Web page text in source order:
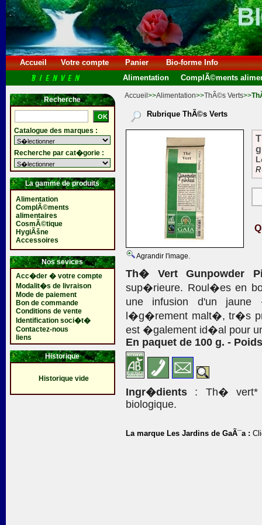
Accueil Votre compte Panier
Bio-forme Info
Alimentation
ComplÃ©ments
Recherche
Catalogue des marques :
Recherche par cat�gorie :
La gamme de produits
Alimentation
ComplÃ©ments
alimentaires
CosmÃ©tique
HygiÃšne
Accessoires
Nos sevices
Acc�der � votre compte
Modalit�s de livraison
Mode de paiement
Bon de commande
Conditions de vente
Identification soci�t�
Contactez-nous
liens
Historique
Historique vide
Accueil >>Alimentation>>ThÃ©s Verts>>
Rubrique ThÃ©s Verts
Agrandir l'image.
Th� Vert Gunpowder
sup�rieure. Roul�es en
une infusion d'un
l�g�rement malt�, tr�s
est �galement id�al pour
En paquet de 100 g. -
Ingr�dients : Th� vert*
biologique.
La marque Les Jardins de GaÃ¯a :